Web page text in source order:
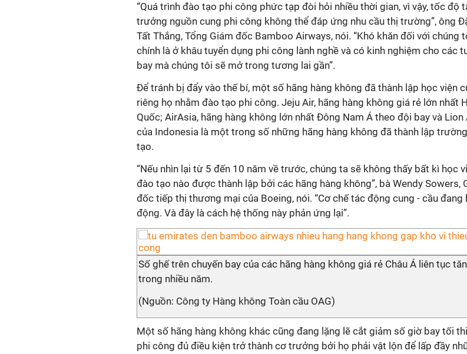
“Quá trình đào tạo phi công phức tạp đòi hỏi nhiều thời gian, vì vậy, tốc độ
trưởng nguồn cung phi công không thể đáp ứng nhu cầu thị trường”, ông
Tất Thắng, Tổng Giám đốc Bamboo Airways, nói. “Khó khăn đối với chúng
chính là ở khâu tuyển dụng phi công lành nghề và có kinh nghiệm cho các
bay mà chúng tôi sẽ mở trong tương lai gần”.
Để tránh bị đẩy vào thế bí, một số hãng hàng không đã thành lập học viện
riêng họ nhằm đào tạo phi công. Jeju Air, hãng hàng không giá rẻ lớn nhất
Quốc; AirAsia, hãng hàng không lớn nhất Đông Nam Á theo đội bay và Lion
của Indonesia là một trong số những hãng hàng không đã thành lập
tạo.
“Nếu nhìn lại từ 5 đến 10 năm về trước, chúng ta sẽ không thấy bất kì học
đào tạo nào được thành lập bởi các hãng hàng không”, bà Wendy Sowers,
đốc tiếp thị thương mại của Boeing, nói. “Cơ chế tác động cung - cầu đang
động. Và đây là cách hệ thống này phản ứng lại”.
Số ghế trên chuyến bay của các hãng hàng không giá rẻ Châu Á liên tục
trong nhiều năm.
(Nguồn: Công ty Hàng không Toàn cầu OAG)
Một số hãng hàng không khác cũng đang lặng lẽ cắt giảm số giờ bay tối
phi công đủ điều kiện trở thành cơ trưởng bởi họ phải vật lộn để lấp đầy